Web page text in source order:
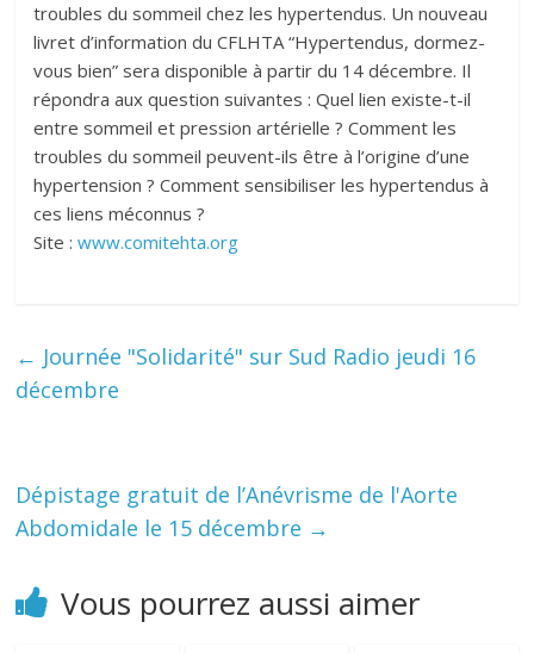
troubles du sommeil chez les hypertendus. Un nouveau
livret d’information du CFLHTA “Hypertendus, dormez-
vous bien” sera disponible à partir du 14 décembre. Il
répondra aux question suivantes : Quel lien existe-t-il
entre sommeil et pression artérielle ? Comment les
troubles du sommeil peuvent-ils être à l’origine d’une
hypertension ? Comment sensibiliser les hypertendus à
ces liens méconnus ?
Site :www.comitehta.org
← Journée "Solidarité" sur Sud Radio jeudi 16
décembre
Dépistage gratuit de l’Anévrisme de l'Aorte
Abdomidale le 15 décembre →
Vous pourrez aussi aimer